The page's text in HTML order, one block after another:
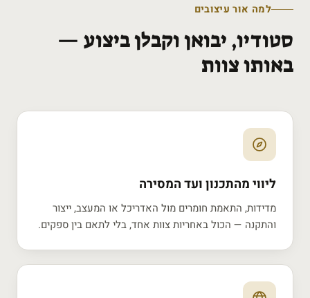
למה אור עיצובים
סטודיו, יבואן וקבלן ביצוע —
באותו צוות
ליווי מהתכנון ועד המסירה
מדידות, התאמת חומרים מול האדריכל או המעצב, ייצור
והתקנה — הכול באחריות צוות אחד, בלי לתאם בין ספקים.